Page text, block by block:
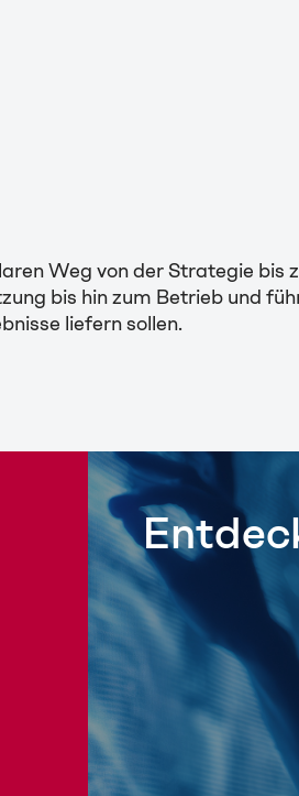
Weg von der Strategie bis
bis hin zum Betrieb und
liefern sollen.